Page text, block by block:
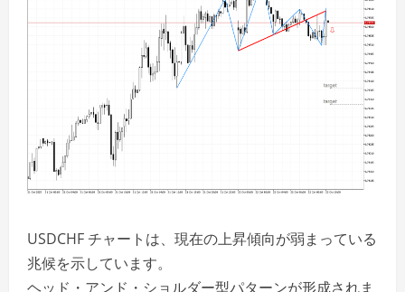
USDCHF チャートは、現在の上昇傾向が弱まっている
兆候を示しています。
ヘッド・アンド・ショルダー型パターンが形成されま